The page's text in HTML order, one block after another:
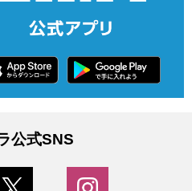
公式SNS